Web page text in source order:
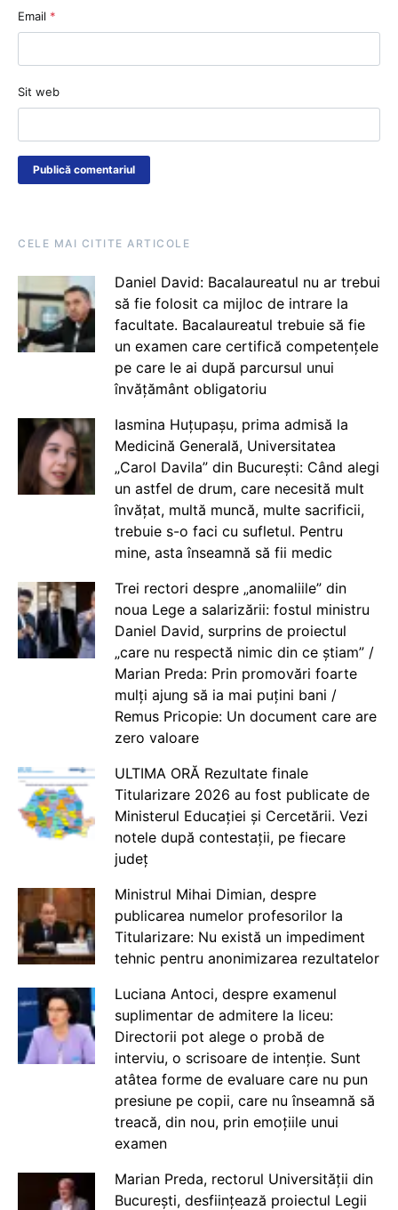
Email *
Sit web
CELE MAI CITITE ARTICOLE
Daniel David: Bacalaureatul nu ar trebui
să fie folosit ca mijloc de intrare la
facultate. Bacalaureatul trebuie să fie
un examen care certifică competențele
pe care le ai după parcursul unui
învățământ obligatoriu
Iasmina Huțupașu, prima admisă la
Medicină Generală, Universitatea
„Carol Davila” din București: Când alegi
un astfel de drum, care necesită mult
învățat, multă muncă, multe sacrificii,
trebuie s-o faci cu sufletul. Pentru
mine, asta înseamnă să fii medic
Trei rectori despre „anomaliile” din
noua Lege a salarizării: fostul ministru
Daniel David, surprins de proiectul
„care nu respectă nimic din ce știam” /
Marian Preda: Prin promovări foarte
mulți ajung să ia mai puțini bani /
Remus Pricopie: Un document care are
zero valoare
ULTIMA ORĂ Rezultate finale
Titularizare 2026 au fost publicate de
Ministerul Educației și Cercetării. Vezi
notele după contestații, pe fiecare
județ
Ministrul Mihai Dimian, despre
publicarea numelor profesorilor la
Titularizare: Nu există un impediment
tehnic pentru anonimizarea rezultatelor
Luciana Antoci, despre examenul
suplimentar de admitere la liceu:
Directorii pot alege o probă de
interviu, o scrisoare de intenție. Sunt
atâtea forme de evaluare care nu pun
presiune pe copii, care nu înseamnă să
treacă, din nou, prin emoțiile unui
examen
Marian Preda, rectorul Universității din
București, desființează proiectul Legii